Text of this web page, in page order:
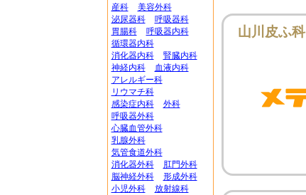
産科
美容外科
泌尿器科
呼吸器科
胃腸科
呼吸器内科
循環器内科
消化器内科
腎臓内科
神経内科
血液内科
アレルギー科
リウマチ科
感染症内科
外科
呼吸器外科
心臓血管外科
乳腺外科
気管食道外科
消化器外科
肛門外科
脳神経外科
形成外科
小児外科
放射線科
山川皮ふ科